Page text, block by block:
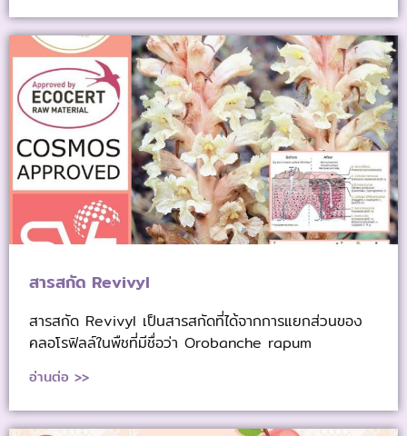
สารสกัด Revivyl
สารสกัด Revivyl เป็นสารสกัดที่ได้จากการแยกส่วนของ
คลอโรฟิลล์ในพืชที่มีชื่อว่า Orobanche rapum
อ่านต่อ >>